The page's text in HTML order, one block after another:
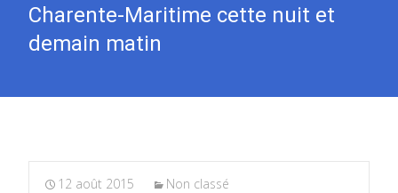
Charente-Maritime cette nuit et
demain matin
12 août 2015 Non classé